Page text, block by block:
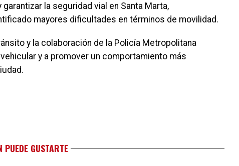
la seguridad vial en Santa Marta,
mayores dificultades en términos de movilidad.
y la colaboración de la Policía Metropolitana
y a promover un comportamiento más
PUEDE GUSTARTE